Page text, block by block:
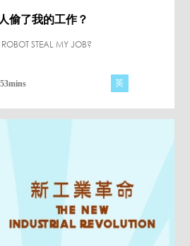
偷了我的工作？
STEAL MY JOB?
53mins 英